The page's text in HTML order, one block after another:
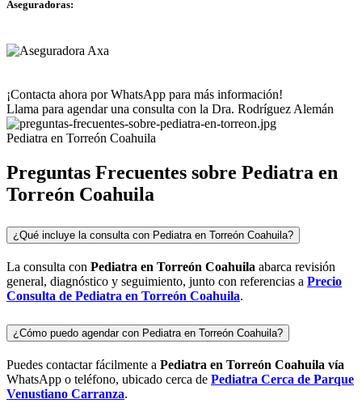
Aseguradoras:
¡Contacta ahora por WhatsApp para más información!
Llama para agendar una consulta con la Dra. Rodríguez Alemán
Pediatra en Torreón Coahuila
Preguntas Frecuentes sobre Pediatra en
Torreón Coahuila
¿Qué incluye la consulta con Pediatra en Torreón Coahuila?
La consulta con Pediatra en Torreón Coahuila abarca revisión
general, diagnóstico y seguimiento, junto con referencias a Precio
Consulta de Pediatra en Torreón Coahuila.
¿Cómo puedo agendar con Pediatra en Torreón Coahuila?
Puedes contactar fácilmente a Pediatra en Torreón Coahuila vía
WhatsApp o teléfono, ubicado cerca de Pediatra Cerca de Parque
Venustiano Carranza.